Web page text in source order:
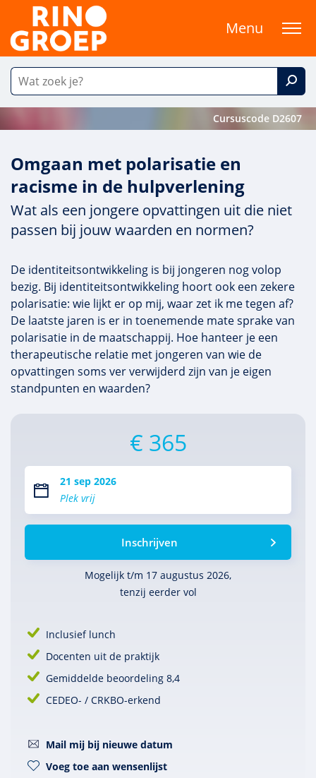
Menu
Cursuscode D2607
Omgaan met polarisatie en
racisme in de hulpverlening
Wat als een jongere opvattingen uit die niet
passen bij jouw waarden en normen?
De identiteitsontwikkeling is bij jongeren nog volop
bezig. Bij identiteitsontwikkeling hoort ook een zekere
polarisatie: wie lijkt er op mij, waar zet ik me tegen af?
De laatste jaren is er in toenemende mate sprake van
polarisatie in de maatschappij. Hoe hanteer je een
therapeutische relatie met jongeren van wie de
opvattingen soms ver verwijderd zijn van je eigen
standpunten en waarden?
€ 365
21 sep 2026
Plek vrij
Inschrijven
Mogelijk t/m 17 augustus 2026,
tenzij eerder vol
Inclusief lunch
Docenten uit de praktijk
Gemiddelde beoordeling 8,4
CEDEO- / CRKBO-erkend
Mail mij bij nieuwe datum
Voeg toe aan wensenlijst